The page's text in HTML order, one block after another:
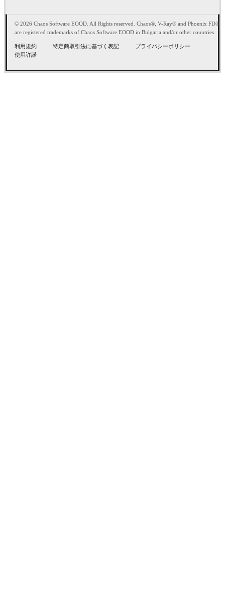
© 2026 Chaos Software EOOD. All Rights reserved. Chaos®, V-Ray® and Phoenix FD®
are registered trademarks of Chaos Software EOOD in Bulgaria and/or other countries.
利用規約 特定商取引法に基づく表記
プライバシーポリシー
使用許諾